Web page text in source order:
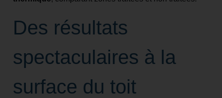
Des résultats
spectaculaires à la
surface du toit